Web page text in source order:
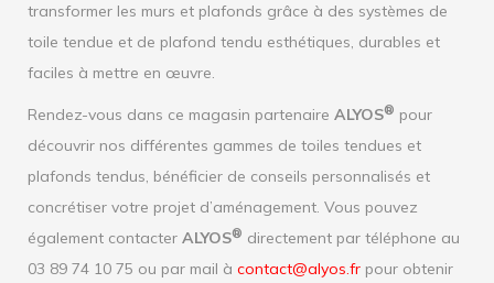
transformer les murs et plafonds grâce à des systèmes de
toile tendue et de plafond tendu esthétiques, durables et
faciles à mettre en œuvre.
Rendez-vous dans ce magasin partenaire ALYOS® pour
découvrir nos différentes gammes de toiles tendues et
plafonds tendus, bénéficier de conseils personnalisés et
concrétiser votre projet d’aménagement. Vous pouvez
également contacter ALYOS® directement par téléphone au
03 89 74 10 75 ou par mail à contact@alyos.fr pour obtenir